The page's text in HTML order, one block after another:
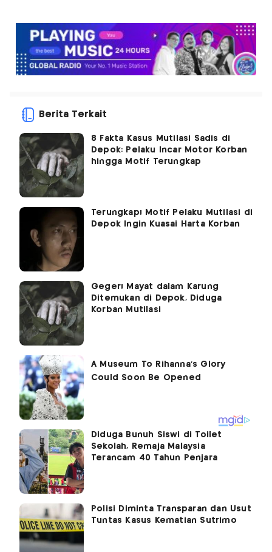
Berita Terkait
8 Fakta Kasus Mutilasi Sadis di
Depok: Pelaku Incar Motor Korban
hingga Motif Terungkap
Terungkap! Motif Pelaku Mutilasi di
Depok Ingin Kuasai Harta Korban
Geger! Mayat dalam Karung
Ditemukan di Depok, Diduga
Korban Mutilasi
Diduga Bunuh Siswi di Toilet
Sekolah, Remaja Malaysia
Terancam 40 Tahun Penjara
Polisi Diminta Transparan dan Usut
Tuntas Kasus Kematian Sutrimo